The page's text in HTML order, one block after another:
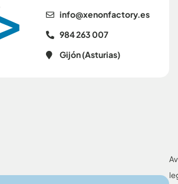
se.yrotcafnonex@ofni
984 263 007
Gijón (Asturias)